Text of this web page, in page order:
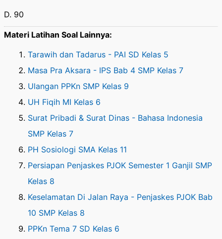
D. 90
Materi Latihan Soal Lainnya:
Tarawih dan Tadarus - PAI SD Kelas 5
Masa Pra Aksara - IPS Bab 4 SMP Kelas 7
Ulangan PPKn SMP Kelas 9
UH Fiqih MI Kelas 6
Surat Pribadi & Surat Dinas - Bahasa Indonesia
SMP Kelas 7
PH Sosiologi SMA Kelas 11
Persiapan Penjaskes PJOK Semester 1 Ganjil SMP
Kelas 8
Keselamatan Di Jalan Raya - Penjaskes PJOK Bab
10 SMP Kelas 8
PPKn Tema 7 SD Kelas 6